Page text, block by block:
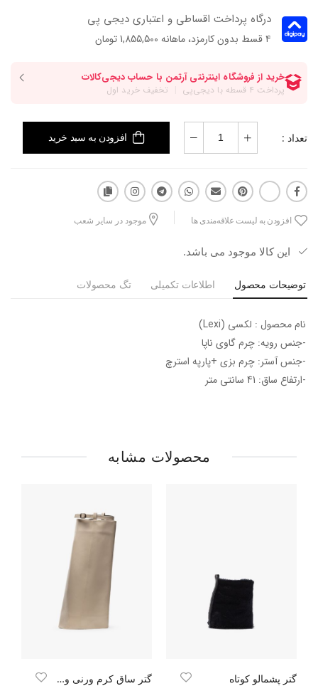
درگاه پرداخت اقساطی و اعتباری دیجی پی
۴ قسط بدون کارمزد، ماهانه 1,855,500 تومان
تعداد : افزودن به سبد خرید
افزودن به لیست علاقه‌مندی ها موجود در سایر شعب
این کالا موجود می باشد.
توضیحات محصول اطلاعات تکمیلی تگ محصولات
نام محصول : لکسی (Lexi)
-جنس رویه: چرم گاوی ناپا
-جنس آستر: چرم بزی +پارپه استرچ
-ارتفاع ساق: 41 سانتی متر
محصولات مشابه
گتر پشمالو کوتاه گتر ساق کرم ورنی وگن